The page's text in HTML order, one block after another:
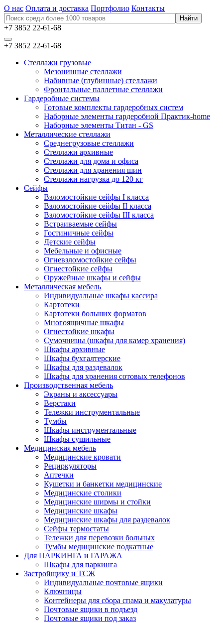
О нас Оплата и доставка Портфолио Контакты
+7 3852 22-61-68
+7 3852 22-61-68
Стеллажи грузовые
Мезонинные стеллажи
Набивные (глубинные) стеллажи
Фронтальные паллетные стеллажи
Гардеробные системы
Готовые комплекты гардеробных систем
Наборные элементы гардеробной Практик-home
Наборные элементы Титан - GS
Металлические стеллажи
Среднегрузовые стеллажи
Стеллажи архивные
Стеллажи для дома и офиса
Стеллажи для хранения шин
Стеллажи нагрузка до 120 кг
Сейфы
Взломостойкие сейфы I класса
Взломостойкие сейфы II класса
Взломостойкие сейфы III класса
Встраиваемые сейфы
Гостиничные сейфы
Детские сейфы
Мебельные и офисные
Огневзломостойкие сейфы
Огнестойкие сейфы
Оружейные шкафы и сейфы
Металлическая мебель
Индивидуальные шкафы кассира
Картотеки
Картотеки больших форматов
Многоящичные шкафы
Огнестойкие шкафы
Сумочницы (шкафы для камер хранения)
Шкафы архивные
Шкафы бухгалтерские
Шкафы для раздевалок
Шкафы для хранения сотовых телефонов
Производственная мебель
Экраны и аксессуары
Верстаки
Тележки инструментальные
Тумбы
Шкафы инструментальные
Шкафы сушильные
Медицинская мебель
Медицинские кровати
Рециркуляторы
Аптечки
Кушетки и банкетки медицинские
Медицинские столики
Медицинские ширмы и стойки
Медицинские шкафы
Медицинские шкафы для раздевалок
Сейфы термостаты
Тележки для перевозки больных
Тумбы медицинские подкатные
Для ПАРКИНГА и ГАРАЖА
Шкафы для паркинга
Застройщику и ТСЖ
Индивидуальные почтовые ящики
Ключницы
Контейнеры для сбора спама и макулатуры
Почтовые ящики в подъезд
Почтовые ящики под заказ